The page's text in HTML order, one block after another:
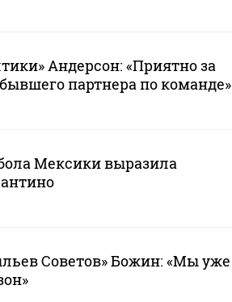
Андерсон: «Приятно за
партнера по команде»
Мексики выразила
Советов» Божин: «Мы уже